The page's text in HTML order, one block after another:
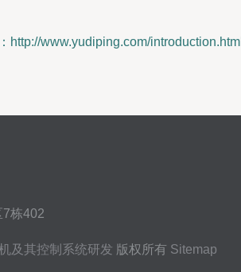
http://www.yudiping.com/introduction.html
栋402
及其控制系统研发 版权所有 Sitemap